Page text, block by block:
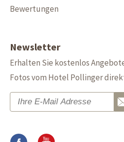
Bewertungen
Newsletter
Erhalten Sie kostenlos
Fotos vom Hotel Pollinger